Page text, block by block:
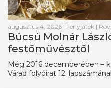
augusztus 4, 2026 | Fényjáték |
Búcsú Molnár
festőművésztől
Még 2016 decemberében –
Várad folyóirat 12.